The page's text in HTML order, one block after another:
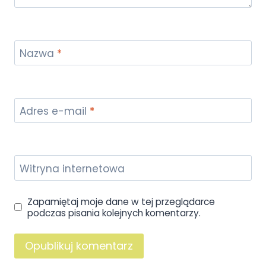
Nazwa *
Adres e-mail *
Witryna internetowa
Zapamiętaj moje dane w tej przeglądarce
podczas pisania kolejnych komentarzy.